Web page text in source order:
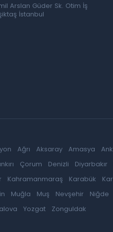
Arslan Güder Sk. Otim İş
İstanbul
Ağrı Aksaray Amasya
Çorum Denizli Diyarbakır
Kahramanmaraş Karabük
Muğla Muş Nevşehir Niğde
Yozgat Zonguldak